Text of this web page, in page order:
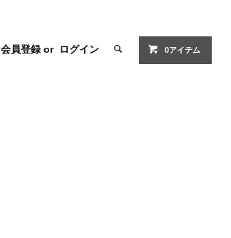
会員登録 or ログイン 0アイテム